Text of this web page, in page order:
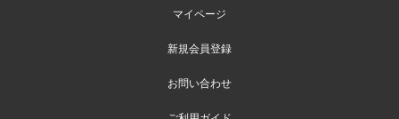
マイページ
新規会員登録
お問い合わせ